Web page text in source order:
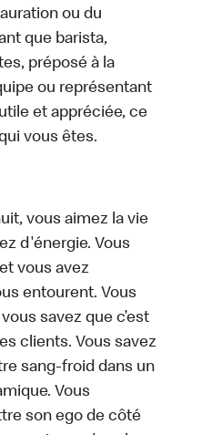
ou du
que barista,
préposé à la
ou représentant
et appréciée, ce
vous êtes.
vous aimez la vie
d'énergie. Vous
vous avez
entourent. Vous
savez que c’est
clients. Vous savez
sang-froid dans un
Vous
son ego de côté